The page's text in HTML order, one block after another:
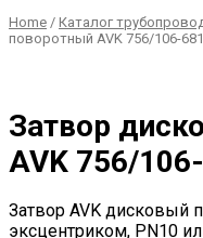
Home / Каталог
поворотный AVK 756/106-681
Затвор
AVK 756/
Затвор AVK дисковый
эксцентриком, PN10